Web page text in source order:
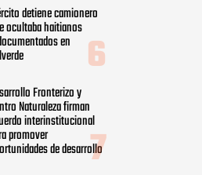
detiene camionero
ocultaba haitianos
en
Fronterizo y
Naturaleza firman
interinstitucional
promover
de desarrollo